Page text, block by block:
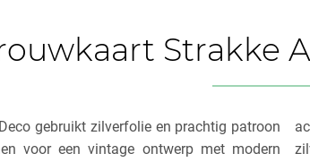
Strakke
gebruikt zilverfolie en prachtig patroon
voor een vintage ontwerp met modern